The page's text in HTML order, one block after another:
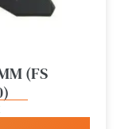
(FS